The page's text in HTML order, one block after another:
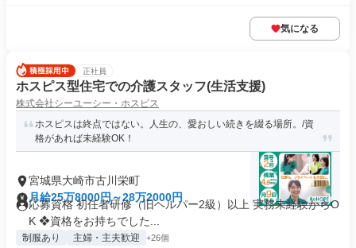
気になる
正社員
ホスピス型住宅での介護スタッフ(生活支援)
株式会社シーユーシー・ホスピス
ホスピスは終点ではない。人生の、愛おしい続きを綴る場所。/資
格があれば未経験OK！
宮城県大崎市古川栄町
月給25万8000円～28万2000円
応募資格 初任者研修（旧ヘルパー2級）以上 実務未経験からO
K ❖資格をお持ちでした...
制服あり 主婦・主夫歓迎 +26個